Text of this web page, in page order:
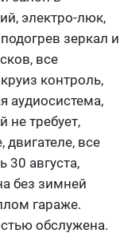
электро-люк,
зеркал и
все
контроль,
аудиосистема,
требует,
все
30 августа,
без зимней
гараже.
обслужена.